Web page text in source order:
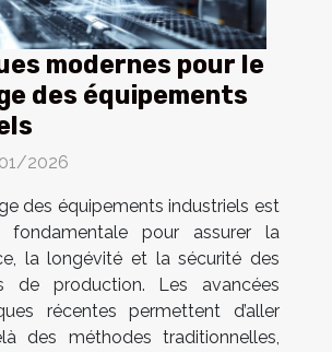
modernes pour le
des équipements
2026
des équipements industriels est
fondamentale pour assurer la
la longévité et la sécurité des
de production. Les avancées
récentes permettent d’aller
des méthodes traditionnelles,